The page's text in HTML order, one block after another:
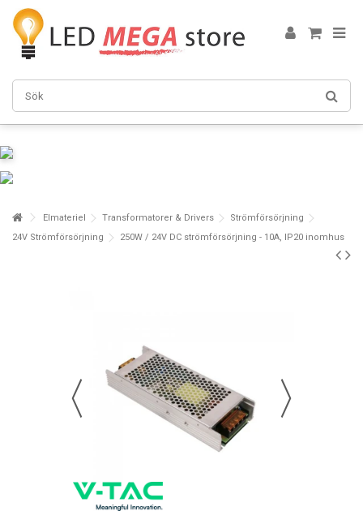
Elmateriel Transformatorer & Drivers
Strömförsörjning
24V Strömförsörjning
250W / 24V DC strömförsörjning - 10A, IP20 inomhus